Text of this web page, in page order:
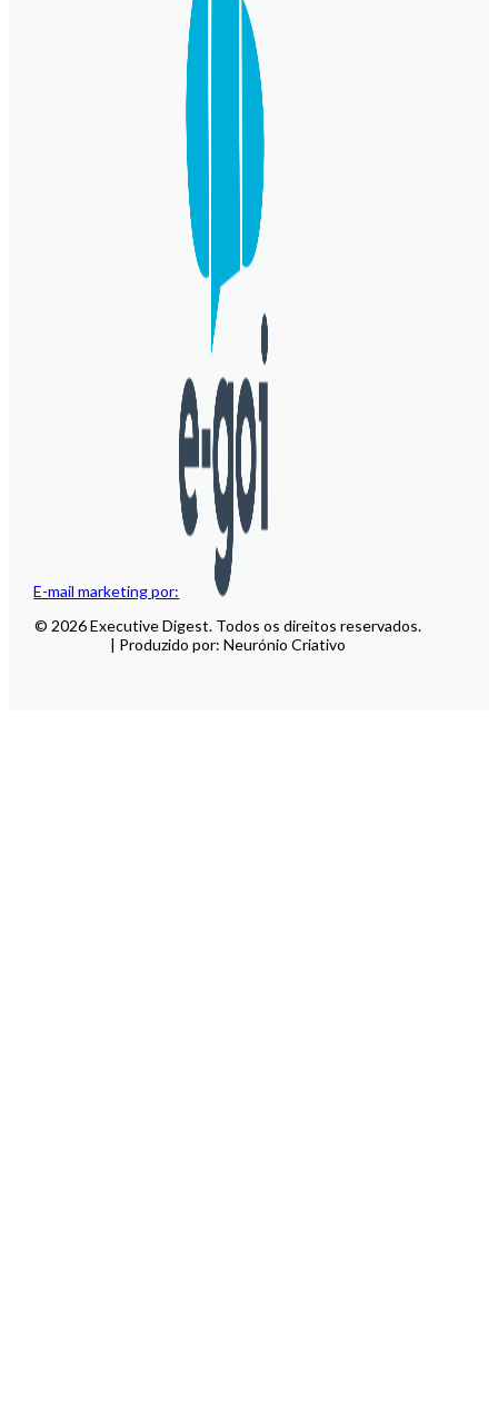
E-mail marketing por:
© 2026 Executive Digest. Todos os direitos reservados.
| Produzido por: Neurónio Criativo